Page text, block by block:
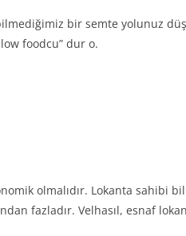
bir semte yolunuz
foodcu” dur o.
olmalıdır. Lokanta sahibi
fazladır. Velhasıl, esnaf